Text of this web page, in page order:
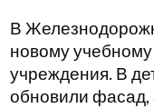
В
новому
учреждения. В
обновили